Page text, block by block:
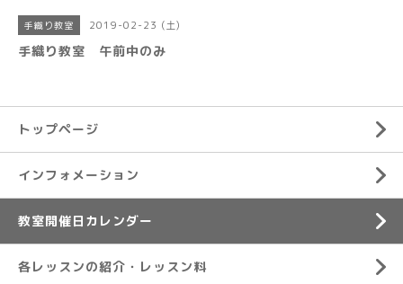
手織り教室 2019-02-23 (土)
手織り教室 午前中のみ
トップページ
インフォメーション
教室開催日カレンダー
各レッスンの紹介・レッスン料